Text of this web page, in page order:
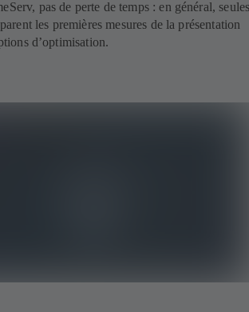
pas de perte de temps : en général,
les premières mesures de la présentation
d’optimisation.